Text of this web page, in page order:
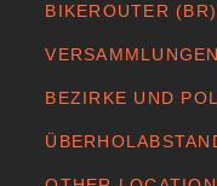
BIKEROUTER (BR)
BEZIRKE UND